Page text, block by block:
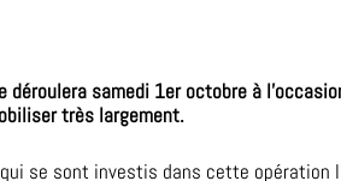
samedi 1er octobre à
très largement.
se sont investis dans cette opération